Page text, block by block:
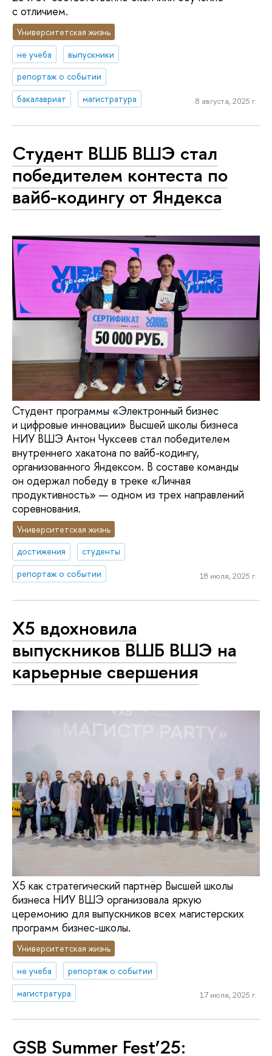
с отличием.
Университетская жизнь
не учеба
выпускники
репортаж о событии
бакалавриат
магистратура 8 августа, 2025 г.
Студент ВШБ ВШЭ стал
победителем контеста по
вайб-кодингу от Яндекса
Студент программы «Электронный бизнес
и цифровые инновации» Высшей школы бизнеса
НИУ ВШЭ Антон Чуксеев стал победителем
внутреннего хакатона по вайб-кодингу,
организованного Яндексом. В составе команды
он одержал победу в треке «Личная
продуктивность» — одном из трех направлений
соревнования.
Университетская жизнь
достижения
студенты
репортаж о событии
18 июля, 2025 г.
X5 вдохновила
выпускников ВШБ ВШЭ на
карьерные свершения
Х5 как стратегический партнёр Высшей школы
бизнеса НИУ ВШЭ организовала яркую
церемонию для выпускников всех магистерских
программ бизнес-школы.
Университетская жизнь
не учеба
репортаж о событии
магистратура
17 июля, 2025 г.
GSB Summer Fest’25: